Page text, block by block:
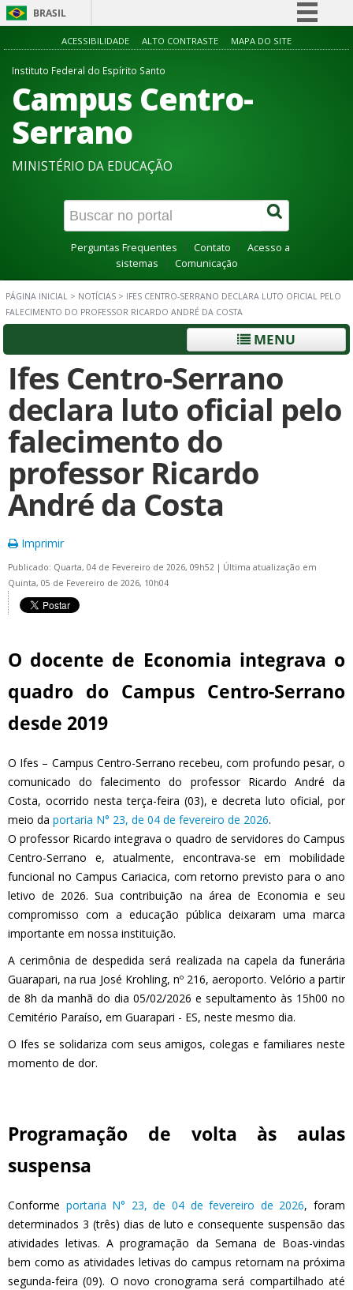
BRASIL
Simplifique!
Acesso à informação
ACESSIBILIDADE ALTO CONTRASTE MAPA DO SITE
Instituto Federal do Espírito Santo
Campus Centro-
Serrano
MINISTÉRIO DA EDUCAÇÃO
Perguntas Frequentes Contato
Acesso a
sistemas
Comunicação
PÁGINA INICIAL > NOTÍCIAS > IFES CENTRO-SERRANO DECLARA LUTO OFICIAL PELO
FALECIMENTO DO PROFESSOR RICARDO ANDRÉ DA COSTA
MENU
Ifes Centro-Serrano
declara luto oficial pelo
falecimento do
professor Ricardo
André da Costa
Imprimir
Publicado: Quarta, 04 de Fevereiro de 2026, 09h52 | Última atualização em
Quinta, 05 de Fevereiro de 2026, 10h04
O docente de Economia integrava o
quadro do Campus Centro-Serrano
desde 2019
O Ifes – Campus Centro-Serrano recebeu, com profundo pesar, o
comunicado do falecimento do professor Ricardo André da
Costa, ocorrido nesta terça-feira (03), e decreta luto oficial, por
meio da portaria N° 23, de 04 de fevereiro de 2026.
O professor Ricardo integrava o quadro de servidores do Campus
Centro-Serrano e, atualmente, encontrava-se em mobilidade
funcional no Campus Cariacica, com retorno previsto para o ano
letivo de 2026. Sua contribuição na área de Economia e seu
compromisso com a educação pública deixaram uma marca
importante em nossa instituição.
A cerimônia de despedida será realizada na capela da funerária
Guarapari, na rua José Krohling, nº 216, aeroporto. Velório a partir
de 8h da manhã do dia 05/02/2026 e sepultamento às 15h00 no
Cemitério Paraíso, em Guarapari - ES, neste mesmo dia.
O Ifes se solidariza com seus amigos, colegas e familiares neste
momento de dor.
Programação de volta às aulas
suspensa
Conforme portaria N° 23, de 04 de fevereiro de 2026, foram
determinados 3 (três) dias de luto e consequente suspensão das
atividades letivas. A programação da Semana de Boas-vindas
bem como as atividades letivas do campus retornam na próxima
segunda-feira (09). O novo cronograma será compartilhado até